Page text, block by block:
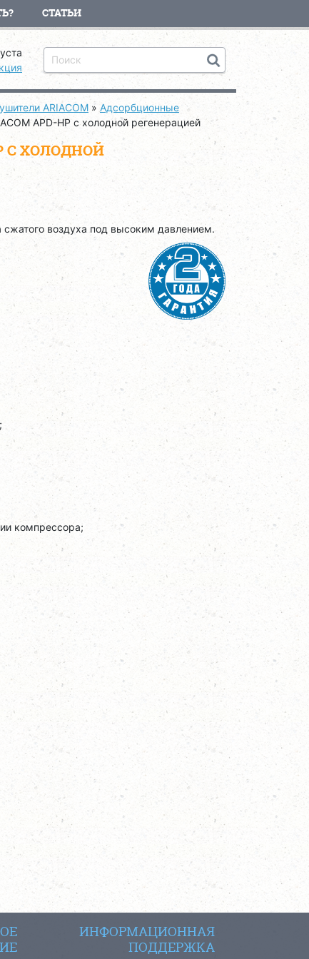
СТАТЬИ
ARIACOM » Адсорбционные
APD-HP с холодной регенерацией
С ХОЛОДНОЙ
воздуха под высоким давлением.
компрессора;
ИНФОРМАЦИОННАЯ
ПОДДЕРЖКА